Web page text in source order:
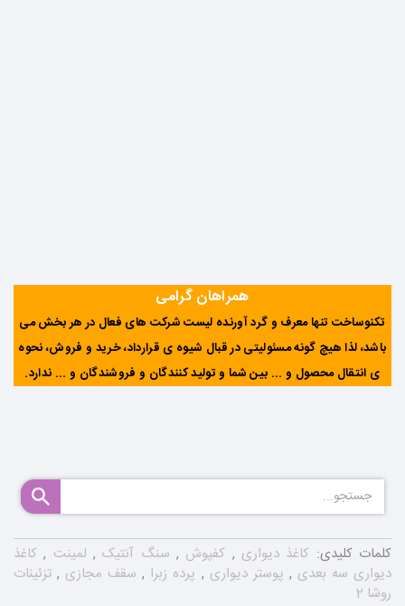
همراهان گرامی
تکنوساخت تنها معرف و گرد آورنده لیست شرکت های فعال در هر بخش می
باشد، لذا هیچ گونه مسئولیتی در قبال شیوه ی قرارداد، خرید و فروش، نحوه
ی انتقال محصول و ... بین شما و تولید کنندگان و فروشندگان و ... ندارد.
کلمات کلیدی: کاغذ دیواری , کفپوش , سنگ آنتیک , لمینت , کاغذ
دیواری سه بعدی , پوستر دیواری , پرده زبرا , سقف مجازی , تزئینات
روشا 2